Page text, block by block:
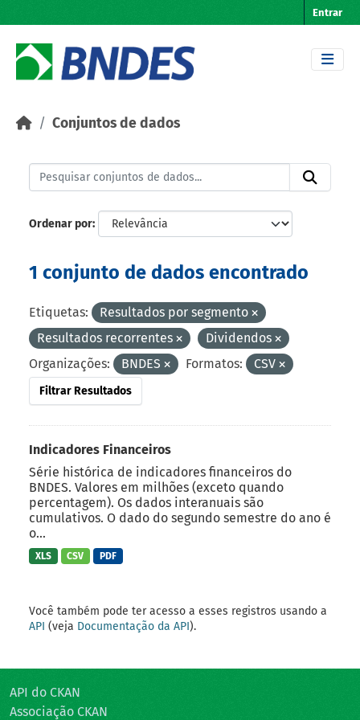
Entrar
Conjuntos de dados
Ordenar por
1 conjunto de dados encontrado
Etiquetas:
Resultados por segmento
Resultados recorrentes
Dividendos
Organizações:
BNDES Formatos: CSV
Filtrar Resultados
Indicadores Financeiros
Série histórica de indicadores financeiros do
BNDES. Valores em milhões (exceto quando
percentagem). Os dados interanuais são
cumulativos. O dado do segundo semestre do ano é
o...
XLS CSV PDF
Você também pode ter acesso a esses registros usando a
API (veja Documentação da API).
API do CKAN
Associação CKAN